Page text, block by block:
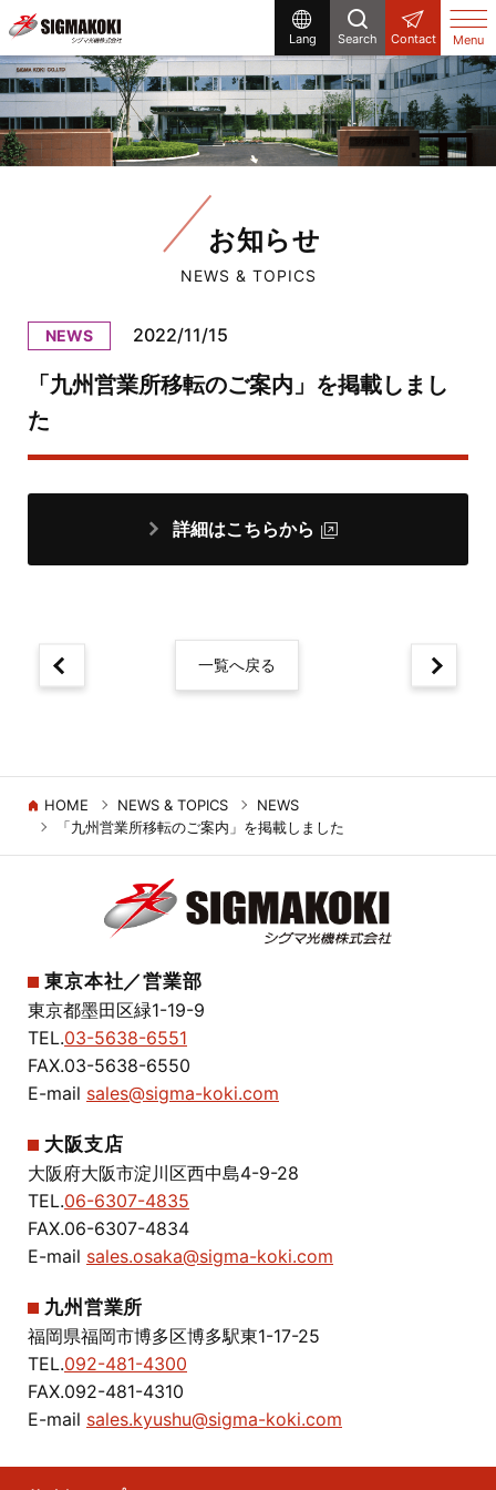
Lang Search Contact Menu
お知らせ
NEWS & TOPICS
NEWS 2022/11/15
「九州営業所移転のご案内」を掲載しまし
た
詳細はこちらから
一覧へ戻る
HOME NEWS & TOPICS
NEWS
「九州営業所移転のご案内」を掲載しました
東京本社／営業部
東京都墨田区緑1-19-9
TEL.03-5638-6551
FAX.03-5638-6550
E-mail sales@sigma-koki.com
大阪支店
大阪府大阪市淀川区西中島4-9-28
TEL.06-6307-4835
FAX.06-6307-4834
E-mail sales.osaka@sigma-koki.com
九州営業所
福岡県福岡市博多区博多駅東1-17-25
TEL.092-481-4300
FAX.092-481-4310
E-mail sales.kyushu@sigma-koki.com